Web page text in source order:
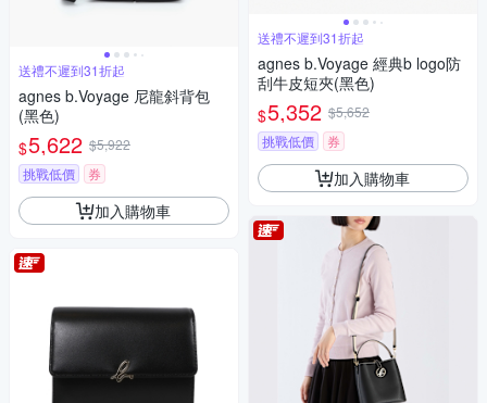
送禮不遲到31折起
agnes b.Voyage 尼龍斜背包
(黑色)
$5,622 $5,922
挑戰低價
券
加入購物車
送禮不遲到31折起
agnes b.Voyage 經典b logo防
刮牛皮短夾(黑色)
$5,352 $5,652
挑戰低價
券
加入購物車